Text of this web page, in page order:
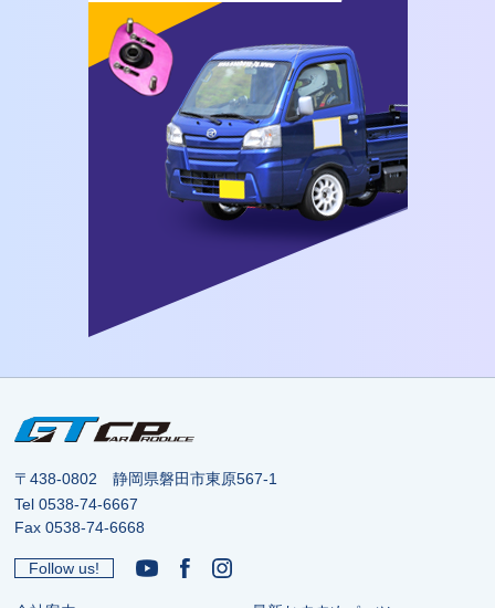
〒438-0802 静岡県磐田市東原567-1
Tel0538-74-6667
Fax 0538-74-6668
Follow us!